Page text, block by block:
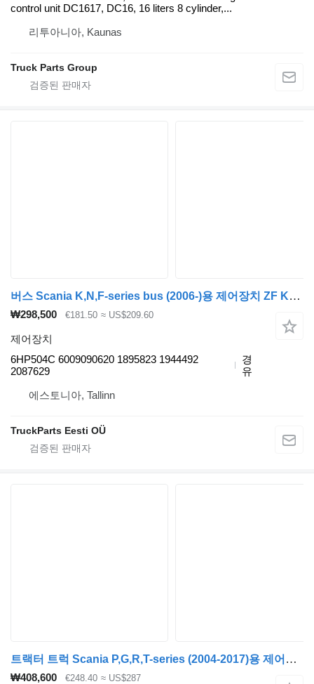
control unit DC1617, DC16, 16 liters 8 cylinder,...
리투아니아, Kaunas
Truck Parts Group
버스 Scania K,N,F-series bus (2006-)용 제어장치 ZF K-series (01.06-) 6HP504C
₩298,500 €181.50 ≈ US$209.60
제어장치
6HP504C 6009090620 1895823 1944492
2087629
경
유
에스토니아, Tallinn
TruckParts Eesti OÜ
트랙터 트럭 Scania P,G,R,T-series (2004-2017)용 제어장치 SCANIA,KNORR-BREMSE,BOSCH R-series (01.04-) 0486106105
₩408,600 €248.40 ≈ US$287